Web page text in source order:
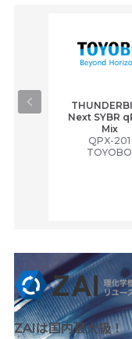
Next SYBR
Mix
QPX-201
TOYOBO
ZAIは国内最大級！